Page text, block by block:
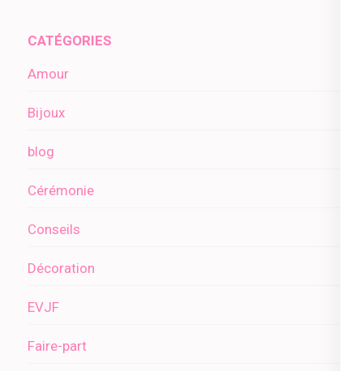
CATÉGORIES
Amour
Bijoux
blog
Cérémonie
Conseils
Décoration
EVJF
Faire-part